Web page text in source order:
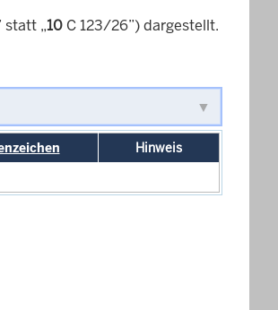
statt „10 C 123/26”) dargestellt.
Hinweis